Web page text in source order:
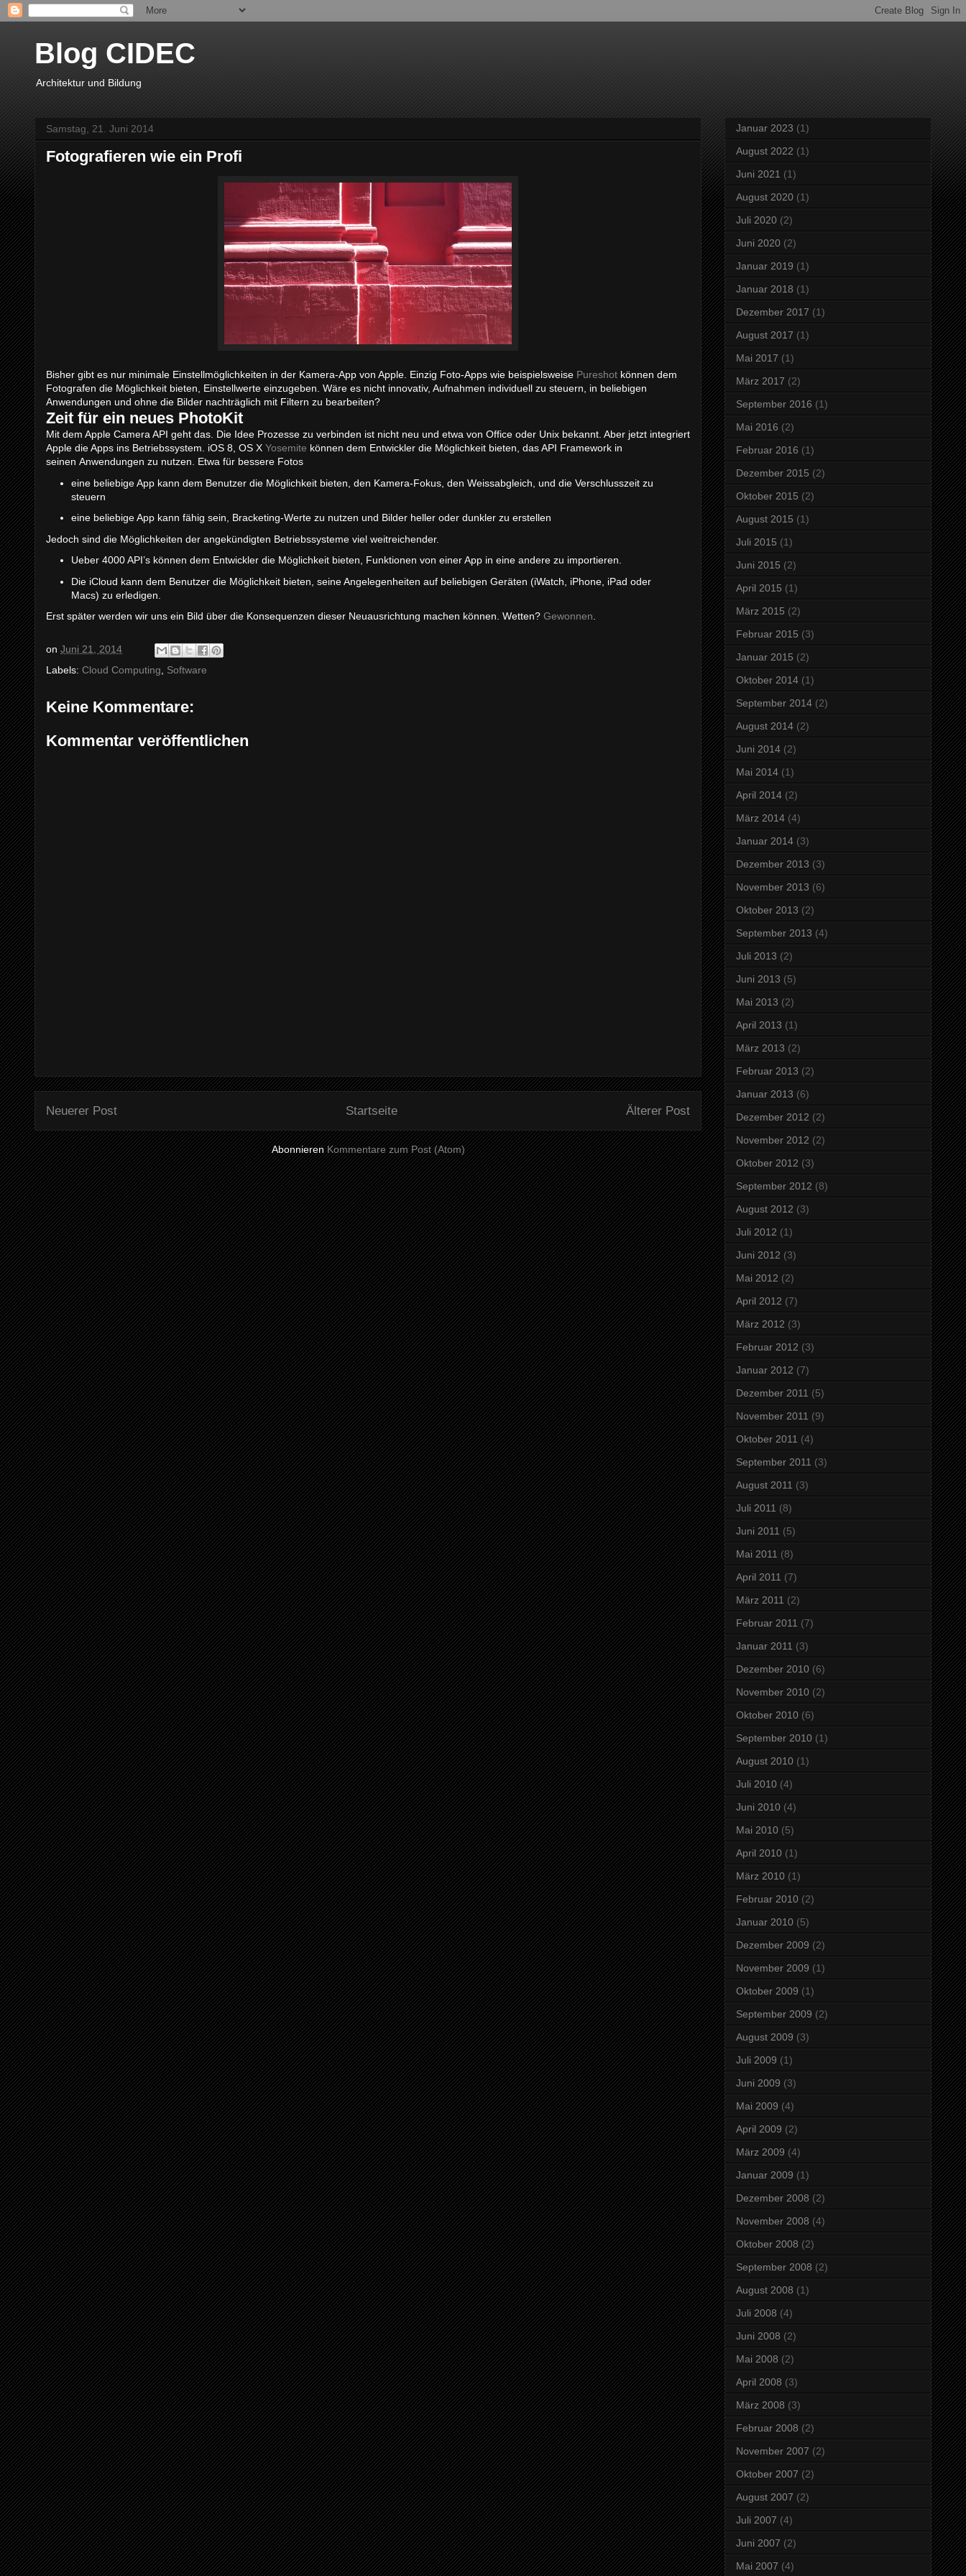
Blog CIDEC
Architektur und Bildung
Samstag, 21. Juni 2014
Fotografieren wie ein Profi
Bisher gibt es nur minimale Einstellmöglichkeiten in der Kamera-App von Apple. Einzig Foto-Apps wie beispielsweise Pureshot können dem
Fotografen die Möglichkeit bieten, Einstellwerte einzugeben. Wäre es nicht innovativ, Aufnahmen individuell zu steuern, in beliebigen
Anwendungen und ohne die Bilder nachträglich mit Filtern zu bearbeiten?
Zeit für ein neues PhotoKit
Mit dem Apple Camera API geht das. Die Idee Prozesse zu verbinden ist nicht neu und etwa von Office oder Unix bekannt. Aber jetzt integriert
Apple die Apps ins Betriebssystem. iOS 8, OS X Yosemite können dem Entwickler die Möglichkeit bieten, das API Framework in
seinen Anwendungen zu nutzen. Etwa für bessere Fotos
eine beliebige App kann dem Benutzer die Möglichkeit bieten, den Kamera-Fokus, den Weissabgleich, und die Verschlusszeit zu
steuern
eine beliebige App kann fähig sein, Bracketing-Werte zu nutzen und Bilder heller oder dunkler zu erstellen
Jedoch sind die Möglichkeiten der angekündigten Betriebssysteme viel weitreichender.
Ueber 4000 API’s können dem Entwickler die Möglichkeit bieten, Funktionen von einer App in eine andere zu importieren.
Die iCloud kann dem Benutzer die Möglichkeit bieten, seine Angelegenheiten auf beliebigen Geräten (iWatch, iPhone, iPad oder
Macs) zu erledigen.
Erst später werden wir uns ein Bild über die Konsequenzen dieser Neuausrichtung machen können. Wetten? Gewonnen
on Juni 21, 2014
Labels: Cloud Computing Software
Keine Kommentare:
Kommentar veröffentlichen
Neuerer Post Älterer Post
Startseite
AbonnierenKommentare zum Post (Atom)
Januar 2023 (1)
August 2022 (1)
Juni 2021 (1)
August 2020 (1)
Juli 2020 (2)
Juni 2020 (2)
Januar 2019 (1)
Januar 2018 (1)
Dezember 2017 (1)
August 2017 (1)
Mai 2017 (1)
März 2017 (2)
September 2016 (1)
Mai 2016 (2)
Februar 2016 (1)
Dezember 2015 (2)
Oktober 2015 (2)
August 2015 (1)
Juli 2015 (1)
Juni 2015 (2)
April 2015 (1)
März 2015 (2)
Februar 2015 (3)
Januar 2015 (2)
Oktober 2014 (1)
September 2014 (2)
August 2014 (2)
Juni 2014 (2)
Mai 2014 (1)
April 2014 (2)
März 2014 (4)
Januar 2014 (3)
Dezember 2013 (3)
November 2013 (6)
Oktober 2013 (2)
September 2013 (4)
Juli 2013 (2)
Juni 2013 (5)
Mai 2013 (2)
April 2013 (1)
März 2013 (2)
Februar 2013 (2)
Januar 2013 (6)
Dezember 2012 (2)
November 2012 (2)
Oktober 2012 (3)
September 2012 (8)
August 2012 (3)
Juli 2012 (1)
Juni 2012 (3)
Mai 2012 (2)
April 2012 (7)
März 2012 (3)
Februar 2012 (3)
Januar 2012 (7)
Dezember 2011 (5)
November 2011 (9)
Oktober 2011 (4)
September 2011 (3)
August 2011 (3)
Juli 2011 (8)
Juni 2011 (5)
Mai 2011 (8)
April 2011 (7)
März 2011 (2)
Februar 2011 (7)
Januar 2011 (3)
Dezember 2010 (6)
November 2010 (2)
Oktober 2010 (6)
September 2010 (1)
August 2010 (1)
Juli 2010 (4)
Juni 2010 (4)
Mai 2010 (5)
April 2010 (1)
März 2010 (1)
Februar 2010 (2)
Januar 2010 (5)
Dezember 2009 (2)
November 2009 (1)
Oktober 2009 (1)
September 2009 (2)
August 2009 (3)
Juli 2009 (1)
Juni 2009 (3)
Mai 2009 (4)
April 2009 (2)
März 2009 (4)
Januar 2009 (1)
Dezember 2008 (2)
November 2008 (4)
Oktober 2008 (2)
September 2008 (2)
August 2008 (1)
Juli 2008 (4)
Juni 2008 (2)
Mai 2008 (2)
April 2008 (3)
März 2008 (3)
Februar 2008 (2)
November 2007 (2)
Oktober 2007 (2)
August 2007 (2)
Juli 2007 (4)
Juni 2007 (2)
Mai 2007 (4)